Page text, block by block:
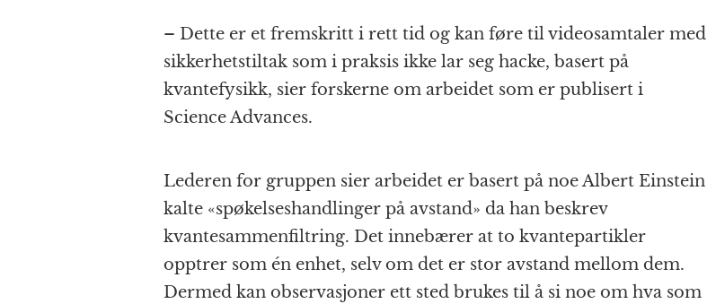
– Dette er et fremskritt i rett tid og kan føre til videosamtaler med
sikkerhetstiltak som i praksis ikke lar seg hacke, basert på
kvantefysikk, sier forskerne om arbeidet som er publisert i
Science Advances.
Lederen for gruppen sier arbeidet er basert på noe Albert Einstein
kalte «spøkelseshandlinger på avstand» da han beskrev
kvantesammenfiltring. Det innebærer at to kvantepartikler
opptrer som én enhet, selv om det er stor avstand mellom dem.
Dermed kan observasjoner ett sted brukes til å si noe om hva som